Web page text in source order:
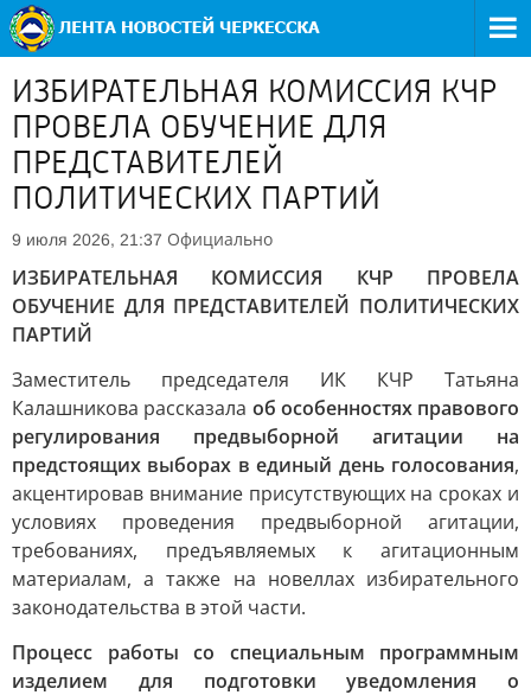
ИЗБИРАТЕЛЬНАЯ КОМИССИЯ КЧР
ПРОВЕЛА ОБУЧЕНИЕ ДЛЯ
ПРЕДСТАВИТЕЛЕЙ
ПОЛИТИЧЕСКИХ ПАРТИЙ
9 июля 2026, 21:37 Официально
ИЗБИРАТЕЛЬНАЯ КОМИССИЯ КЧР ПРОВЕЛА
ОБУЧЕНИЕ ДЛЯ ПРЕДСТАВИТЕЛЕЙ ПОЛИТИЧЕСКИХ
ПАРТИЙ
Заместитель председателя ИК КЧР Татьяна
Калашникова рассказала об особенностях правового
регулирования предвыборной агитации на
предстоящих выборах в единый день голосования,
акцентировав внимание присутствующих на сроках и
условиях проведения предвыборной агитации,
требованиях, предъявляемых к агитационным
материалам, а также на новеллах избирательного
законодательства в этой части.
Процесс работы со специальным программным
изделием для подготовки уведомления о